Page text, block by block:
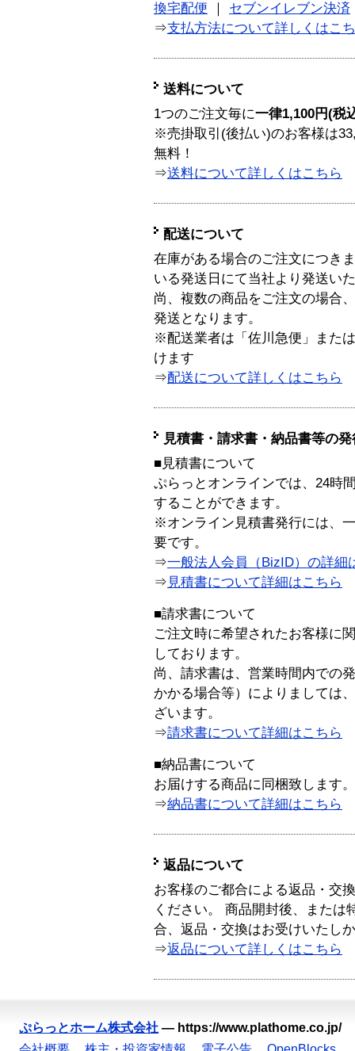
換宅配便
セブンイレブン決済
⇒支払方法について詳しくはこ
送料について
1つのご注文毎に一律1,100円(税
※売掛取引(後払い)のお客様は
無料！
⇒送料について詳しくはこちら
配送について
在庫がある場合のご注文につき
いる発送日にて当社より発送い
尚、複数の商品をご注文の場合
発送となります。
※配送業者は「佐川急便」また
けます
⇒配送について詳しくはこちら
見積書・請求書・納品書等の
■見積書について
ぷらっとオンラインでは、24時
することができます。
※オンライン見積書発行には、
要です。
⇒一般法人会員（BizID）の詳細
⇒ 見積書について詳細はこちら
■請求書について
ご注文時に希望されたお客様に
しております。
尚、請求書は、営業時間内での
かかる場合等）によりましては
ざいます。
⇒請求書について詳細はこちら
■納品書について
お届けする商品に同梱致します。
⇒納品書について詳細はこちら
返品について
お客様のご都合による返品・交
ください。 商品開封後、または
合、返品・交換はお受けいたし
⇒返品について詳しくはこちら
ぷらっとホーム株式会社 — https://www.plathome.co.jp/